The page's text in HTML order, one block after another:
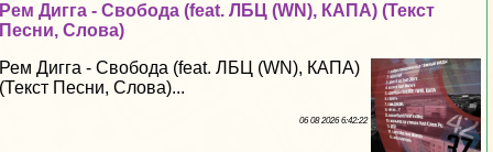
Рем Дигга - Свобода (feat. ЛБЦ (WN), КАПА) (Текст
Песни, Слова)
Рем Дигга - Свобода (feat. ЛБЦ (WN), КАПА)
(Текст Песни, Слова)...
06 08 2026 6:42:22